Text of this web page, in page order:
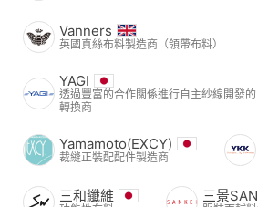
Vanners
英國真絲布料製造商（領帶布料）
YAGI
透過豐富的合作關係進行自主紗線開發的
轉換商
Yamamoto(EXCY)
裁縫正裝配配件製造商
三和纖維 三景